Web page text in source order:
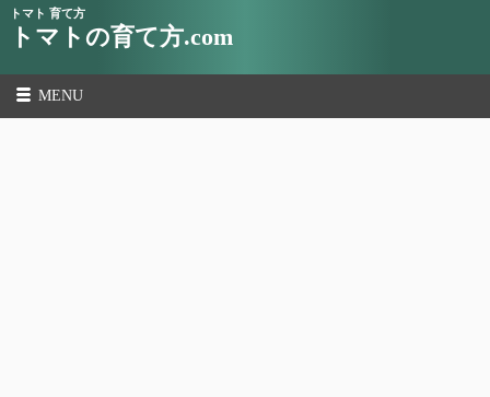
トマト 育て方
トマトの育て方.com
MENU